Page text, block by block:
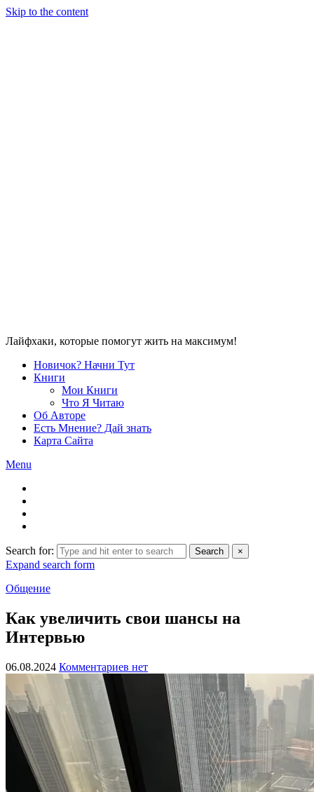
Skip to the content
Лайфхаки, которые помогут жить на максимум!
Новичок? Начни Тут
Книги
Мои Книги
Что Я Читаю
Об Авторе
Есть Мнение? Дай знать
Карта Сайта
Menu
Search for: Search ×
Expand search form
Общение
Как увеличить свои шансы на
Интервью
06.08.2024 Комментариев нет